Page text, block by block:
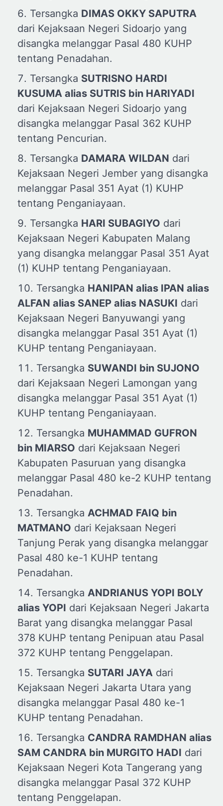
Tersangka DIMAS OKKY SAPUTRA
dari Kejaksaan Negeri Sidoarjo yang
disangka melanggar Pasal 480 KUHP
tentang Penadahan.
Tersangka SUTRISNO HARDI
KUSUMA alias SUTRIS bin HARIYADI
dari Kejaksaan Negeri Sidoarjo yang
disangka melanggar Pasal 362 KUHP
tentang Pencurian.
Tersangka DAMARA WILDAN dari
Kejaksaan Negeri Jember yang disangka
melanggar Pasal 351 Ayat (1) KUHP
tentang Penganiayaan.
Tersangka HARI SUBAGIYO dari
Kejaksaan Negeri Kabupaten Malang
yang disangka melanggar Pasal 351 Ayat
(1) KUHP tentang Penganiayaan.
Tersangka HANIPAN alias IPAN alias
ALFAN alias SANEP alias NASUKI dari
Kejaksaan Negeri Banyuwangi yang
disangka melanggar Pasal 351 Ayat (1)
KUHP tentang Penganiayaan.
Tersangka SUWANDI bin SUJONO
dari Kejaksaan Negeri Lamongan yang
disangka melanggar Pasal 351 Ayat (1)
KUHP tentang Penganiayaan.
Tersangka MUHAMMAD GUFRON
bin MIARSO dari Kejaksaan Negeri
Kabupaten Pasuruan yang disangka
melanggar Pasal 480 ke-2 KUHP tentang
Penadahan.
Tersangka ACHMAD FAIQ bin
MATMANO dari Kejaksaan Negeri
Tanjung Perak yang disangka melanggar
Pasal 480 ke-1 KUHP tentang
Penadahan.
Tersangka ANDRIANUS YOPI BOLY
alias YOPI dari Kejaksaan Negeri Jakarta
Barat yang disangka melanggar Pasal
378 KUHP tentang Penipuan atau Pasal
372 KUHP tentang Penggelapan.
Tersangka SUTARI JAYA dari
Kejaksaan Negeri Jakarta Utara yang
disangka melanggar Pasal 480 ke-1
KUHP tentang Penadahan.
Tersangka CANDRA RAMDHAN alias
SAM CANDRA bin MURGITO HADI dari
Kejaksaan Negeri Kota Tangerang yang
disangka melanggar Pasal 372 KUHP
tentang Penggelapan.